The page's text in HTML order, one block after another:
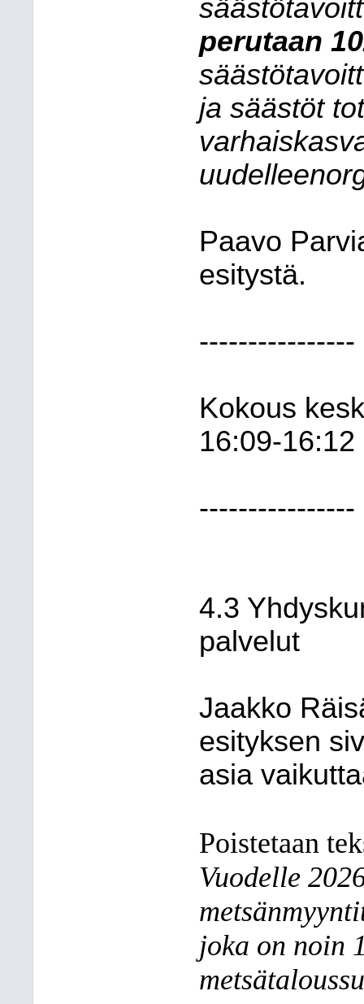
perutaan
ja säästöt
Paavo
esitystä.
----------------
Kokous
16:09-16:12
----------------
4.3
palvelut
Jaakko
esityksen
asia
Poistetaan
Vuodelle
joka on noin